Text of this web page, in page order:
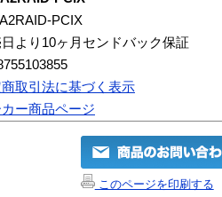
PCIX
より10ヶ月センドバック保証
取引法に基づく表示
カー商品ページ
このページを印刷する